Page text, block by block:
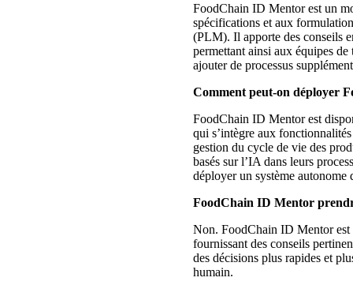
FoodChain ID Mentor est un
spécifications et aux
(PLM). Il apporte des conseils
permettant ainsi aux équipes
ajouter de processus
Comment peut-on déployer
FoodChain ID Mentor est
qui s’intègre aux
gestion du cycle de vie des
basés sur l’IA dans leurs
déployer un système autonome
FoodChain ID Mentor
Non. FoodChain ID Mentor est
fournissant des conseils
des décisions plus rapides et
humain.